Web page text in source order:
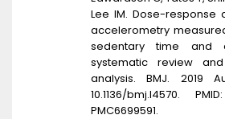
Lee IM. Dose-response
accelerometry
sedentary time and
systematic review
analysis. BMJ. 2019
10.1136/bmj.l4570.
PMC6699591.